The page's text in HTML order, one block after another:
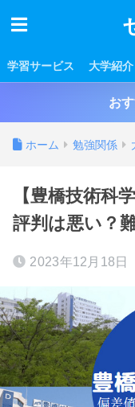
学習サービス 大学紹介
お
ホーム 勉強関係
【豊橋技術科
評判は悪い？
2023年12月18日